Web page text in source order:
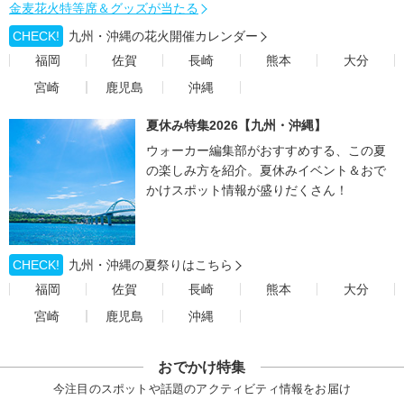
金麦花火特等席＆グッズが当たる
CHECK!
九州・沖縄の花火開催カレンダー
福岡
佐賀 長崎 熊本
大分
宮崎
鹿児島 沖縄
夏休み特集2026【九州・沖縄】
ウォーカー編集部がおすすめする、この夏
の楽しみ方を紹介。夏休みイベント＆おで
かけスポット情報が盛りだくさん！
CHECK!
九州・沖縄の夏祭りはこちら
福岡
佐賀 長崎 熊本
大分
宮崎
鹿児島 沖縄
おでかけ特集
今注目のスポットや話題のアクティビティ情報をお届け